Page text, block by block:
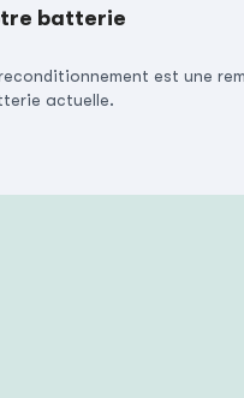
batterie
est une
actuelle.